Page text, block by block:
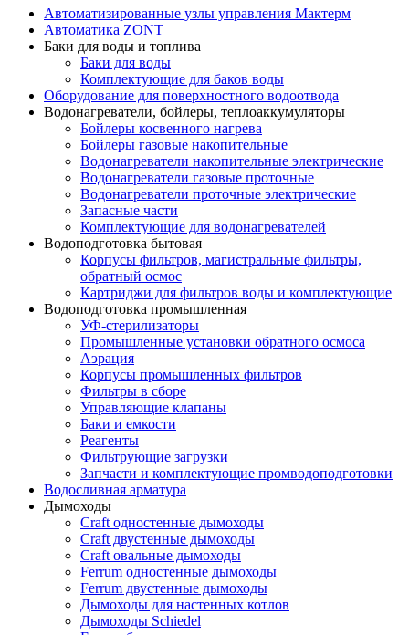
Автоматизированные узлы управления Мактерм
Автоматика ZONT
Баки для воды и топлива
Баки для воды
Комплектующие для баков воды
Оборудование для поверхностного водоотвода
Водонагреватели, бойлеры, теплоаккумуляторы
Бойлеры косвенного нагрева
Бойлеры газовые накопительные
Водонагреватели накопительные электрические
Водонагреватели газовые проточные
Водонагреватели проточные электрические
Запасные части
Комплектующие для водонагревателей
Водоподготовка бытовая
Корпусы фильтров, магистральные фильтры,
обратный осмос
Картриджи для фильтров воды и комплектующие
Водоподготовка промышленная
УФ-стерилизаторы
Промышленные установки обратного осмоса
Аэрация
Корпусы промышленных фильтров
Фильтры в сборе
Управляющие клапаны
Баки и емкости
Реагенты
Фильтрующие загрузки
Запчасти и комплектующие промводоподготовки
Водосливная арматура
Дымоходы
Craft одностенные дымоходы
Craft двустенные дымоходы
Craft овальные дымоходы
Ferrum одностенные дымоходы
Ferrum двустенные дымоходы
Дымоходы для настенных котлов
Дымоходы Schiedel